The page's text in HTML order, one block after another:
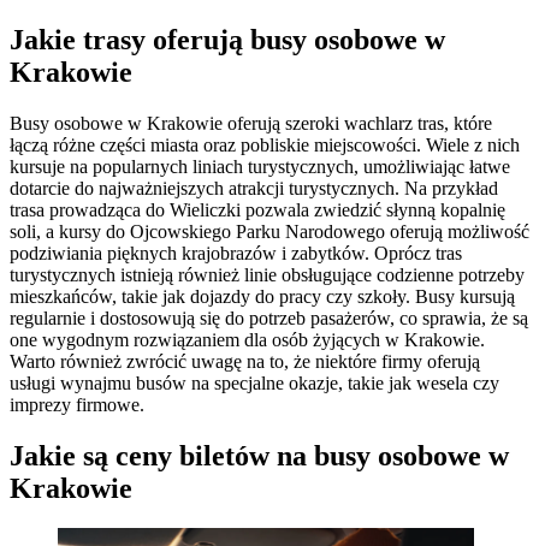
Jakie trasy oferują busy osobowe w
Krakowie
Busy osobowe w Krakowie oferują szeroki wachlarz tras, które
łączą różne części miasta oraz pobliskie miejscowości. Wiele z nich
kursuje na popularnych liniach turystycznych, umożliwiając łatwe
dotarcie do najważniejszych atrakcji turystycznych. Na przykład
trasa prowadząca do Wieliczki pozwala zwiedzić słynną kopalnię
soli, a kursy do Ojcowskiego Parku Narodowego oferują możliwość
podziwiania pięknych krajobrazów i zabytków. Oprócz tras
turystycznych istnieją również linie obsługujące codzienne potrzeby
mieszkańców, takie jak dojazdy do pracy czy szkoły. Busy kursują
regularnie i dostosowują się do potrzeb pasażerów, co sprawia, że są
one wygodnym rozwiązaniem dla osób żyjących w Krakowie.
Warto również zwrócić uwagę na to, że niektóre firmy oferują
usługi wynajmu busów na specjalne okazje, takie jak wesela czy
imprezy firmowe.
Jakie są ceny biletów na busy osobowe w
Krakowie